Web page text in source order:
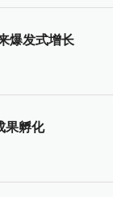
爆发式增长
果孵化